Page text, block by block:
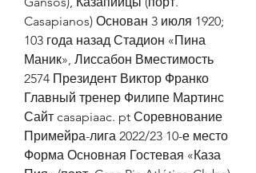
Casapianos) Основан 3 июля 1920;
103 года назад Стадион «Пина
Маник», Лиссабон Вместимость
2574 Президент Виктор Франко
Главный тренер Филипе Мартинс
Сайт casapiaac. pt Соревнование
Примейра-лига 2022/23 10-е место
Форма Основная Гостевая «Каза